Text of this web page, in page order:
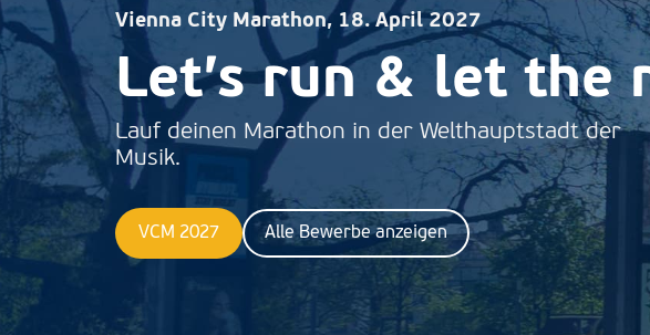
Vienna City Marathon, 18. April 2027
Let’s run & let the
Lauf deinen Marathon in der Welthauptstadt der
Musik.
VCM 2027 Alle Bewerbe anzeigen